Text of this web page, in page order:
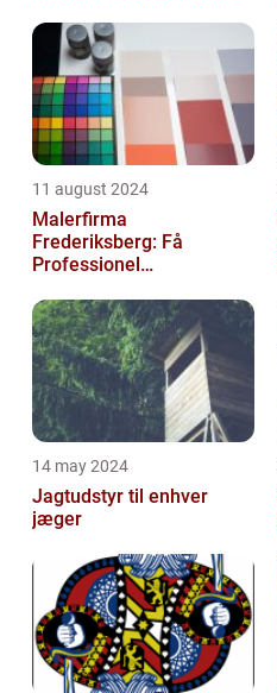
11 august 2024
Malerfirma
Frederiksberg: Få
Professionel
eller virksomhed
14 may 2024
Jagtudstyr til enhver
jæger